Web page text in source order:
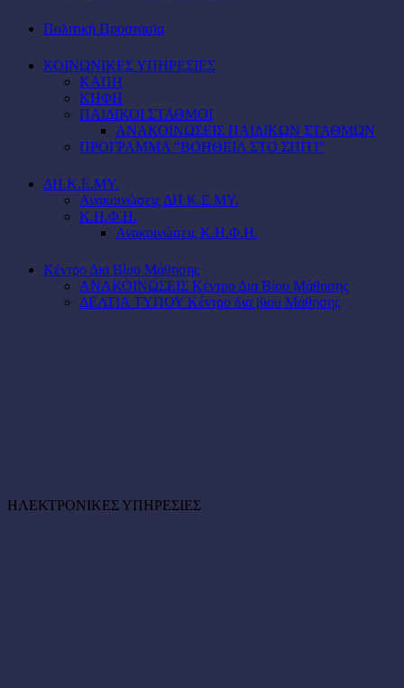
Πολιτική Προστασία
ΚΟΙΝΩΝΙΚΕΣ ΥΠΗΡΕΣΙΕΣ
ΚΑΠΗ
ΚΗΦΗ
ΠΑΙΔΙΚΟΙ ΣΤΑΘΜΟΙ
ΑΝΑΚΟΙΝΩΣΕΙΣ ΠΑΙΔΙΚΩΝ ΣΤΑΘΜΩΝ
ΠΡΟΓΡΑΜΜΑ “ΒΟΗΘΕΙΑ ΣΤΟ ΣΠΙΤΙ”
ΔΗ.Κ.Ε.ΜΥ.
Ανακοινώσεις ΔΗ.Κ.Ε.ΜΥ.
Κ.Η.Φ.Η.
Ανακοινώσεις Κ.Η.Φ.Η.
Κέντρο Δια Βίου Μάθησης
ΑΝΑΚΟΙΝΩΣΕΙΣ Κέντρο Δια Βίου Μάθησης
ΔΕΛΤΙΑ ΤΥΠΟΥ Κέντρο δια βιου Μάθησης
ΗΛΕΚΤΡΟΝΙΚΕΣ ΥΠΗΡΕΣΙΕΣ